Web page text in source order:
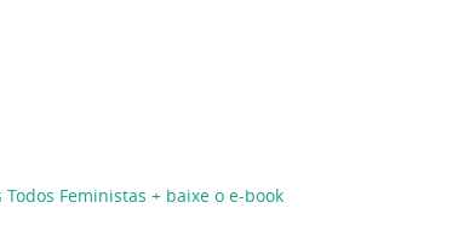
Feministas + baixe o e-book